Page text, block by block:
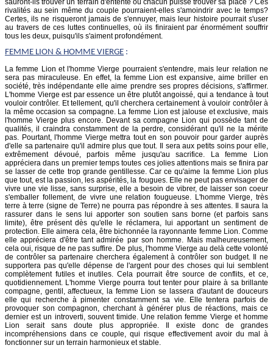
sauront-ils trouver un terrain d'entente où chacun puisse trouver sa place ? Ces
rivalités au sein même du couple pourraient-elles s'amoindrir avec le temps?
Certes, ils ne risqueront jamais de s'ennuyer, mais leur histoire pourrait s'user
au travers de ces luttes continuelles, où ils finiraient par énormément souffrir
tous les deux, puisqu'ils s'aiment profondément.
FEMME LION & HOMME VIERGE :
La femme Lion et l'homme Vierge pourraient s'entendre, mais leur relation ne
sera pas miraculeuse. En effet, la femme Lion est expansive, aime briller en
société, très indépendante elle aime prendre ses propres décisions, s'affirmer.
L'homme Vierge est par essence un être plutôt angoissé, qui a tendance à tout
vouloir contrôler. Et tellement, qu'il cherchera certainement à vouloir contrôler à
la même occasion sa compagne. La femme Lion est jalouse et exclusive, mais
l'homme Vierge plus encore. Devant sa compagne Lion qui possède tant de
qualités, il craindra constamment de la perdre, considérant qu'il ne la mérite
pas. Pourtant, l'homme Vierge mettra tout en son pouvoir pour garder auprès
d'elle sa partenaire qu'il admire plus que tout. Il sera aux petits soins pour elle,
extrêmement dévoué, parfois même jusqu'au sacrifice. La femme Lion
appréciera dans un premier temps toutes ces jolies attentions mais se finira par
se lasser de cette trop grande gentillesse. Car ce qu'aime la femme Lion plus
que tout, est la passion, les aspérités, la fougues. Elle ne peut pas envisager de
vivre une vie lisse, sans surprise, elle a besoin de vibrer, de laisser son coeur
s'emballer follement, de vivre une relation fougueuse. L'homme Vierge, très
terre à terre (signe de Terre) ne pourra pas répondre à ses attentes. Il saura la
rassurer dans le sens lui apporter son soutien sans borne (et parfois sans
limite), être présent dès qu'elle le réclamera, lui apportant un sentiment de
protection. Elle aimera cela, être bichonnée la rayonnante femme Lion. Comme
elle appréciera d'être tant admirée par son homme. Mais malheureusement,
cela oui, risque de ne pas suffire. De plus, l'homme Vierge au delà cette volonté
de contrôler sa partenaire cherchera également à contrôler son budget. Il ne
supportera pas qu'elle dépense de l'argent pour des choses qui lui semblent
complètement futiles et inutiles. Cela pourrait être source de conflits, et ce,
quotidiennement. L'homme Vierge pourra tout tenter pour plaire à sa brillante
compagne, gentil, affectueux, la femme Lion se lassera d'autant de douceurs
elle qui recherche à pimenter constamment sa vie. Elle tentera parfois de
provoquer son compagnon, cherchant à générer plus de réactions, mais ce
dernier est un introverti, souvent timide. Une relation femme Vierge et homme
Lion serait sans doute plus appropriée. Il existe donc de grandes
incompréhensions dans ce couple, qui risque effectivement avoir du mal à
fonctionner sur un terrain harmonieux et stable.